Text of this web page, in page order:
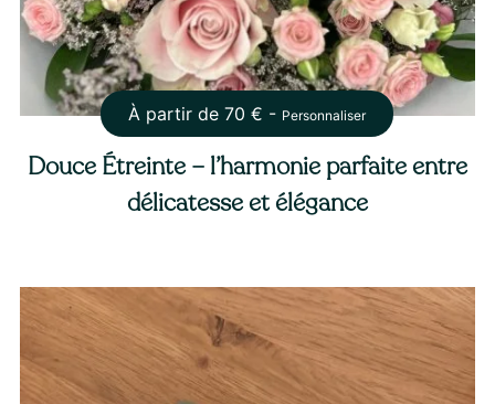
À partir de70 € - Personnaliser
Douce Étreinte – l’harmonie parfaite entre
délicatesse et élégance